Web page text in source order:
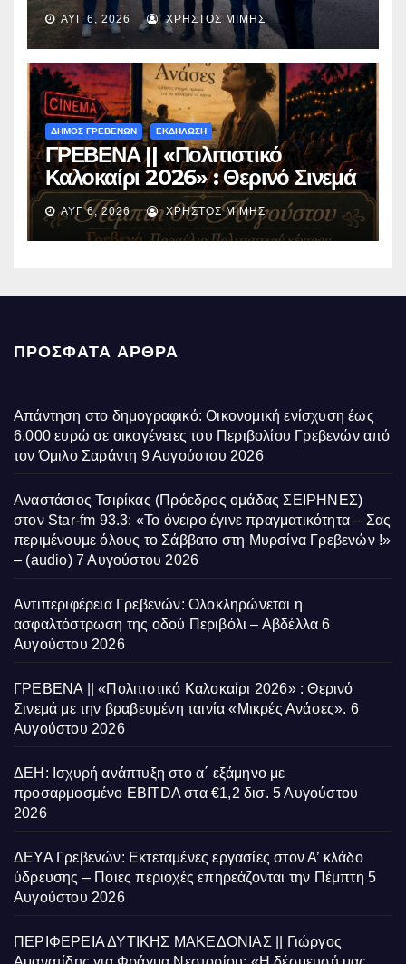
ασφαλτόστρωση της οδού
Περιβόλι – Αβδέλλα
ΑΥΓ 6, 2026 ΧΡΉΣΤΟΣ ΜΊΜΗΣ
ΔΗΜΟΣ ΓΡΕΒΕΝΩΝ ΕΚΔΗΛΩΣΗ
ΓΡΕΒΕΝΑ || «Πολιτιστικό
Καλοκαίρι 2026» : Θερινό Σινεμά
με την βραβευμένη ταινία
«Μικρές Ανάσες».
ΑΥΓ 6, 2026 ΧΡΉΣΤΟΣ ΜΊΜΗΣ
ΠΡΌΣΦΑΤΑ ΆΡΘΡΑ
Απάντηση στο δημογραφικό: Οικονομική ενίσχυση έως
6.000 ευρώ σε οικογένειες του Περιβολίου Γρεβενών από
τον Όμιλο Σαράντη 9 Αυγούστου 2026
Αναστάσιος Τσιρίκας (Πρόεδρος ομάδας ΣΕΙΡΗΝΕΣ)
στον Star-fm 93.3: «Το όνειρο έγινε πραγματικότητα – Σας
περιμένουμε όλους το Σάββατο στη Μυρσίνα Γρεβενών !»
– (audio) 7 Αυγούστου 2026
Αντιπεριφέρεια Γρεβενών: Ολοκληρώνεται η
ασφαλτόστρωση της οδού Περιβόλι – Αβδέλλα 6
Αυγούστου 2026
ΓΡΕΒΕΝΑ || «Πολιτιστικό Καλοκαίρι 2026» : Θερινό
Σινεμά με την βραβευμένη ταινία «Μικρές Ανάσες». 6
Αυγούστου 2026
ΔΕΗ: Ισχυρή ανάπτυξη στο α΄ εξάμηνο με
προσαρμοσμένο EBITDA στα €1,2 δισ. 5 Αυγούστου
2026
ΔΕΥΑ Γρεβενών: Εκτεταμένες εργασίες στον Α’ κλάδο
ύδρευσης – Ποιες περιοχές επηρεάζονται την Πέμπτη 5
Αυγούστου 2026
ΠΕΡΙΦΕΡΕΙΑ ΔΥΤΙΚΗΣ ΜΑΚΕΔΟΝΙΑΣ || Γιώργος